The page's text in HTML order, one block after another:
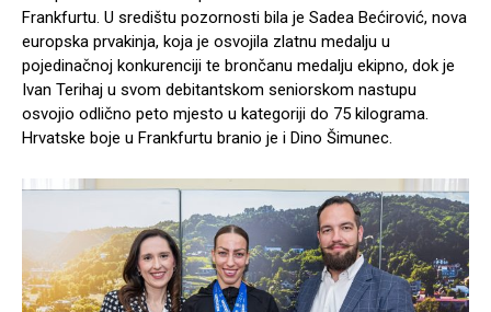
Frankfurtu. U središtu pozornosti bila je Sadea Bećirović, nova
europska prvakinja, koja je osvojila zlatnu medalju u
pojedinačnoj konkurenciji te brončanu medalju ekipno, dok je
Ivan Terihaj u svom debitantskom seniorskom nastupu
osvojio odlično peto mjesto u kategoriji do 75 kilograma.
Hrvatske boje u Frankfurtu branio je i Dino Šimunec.